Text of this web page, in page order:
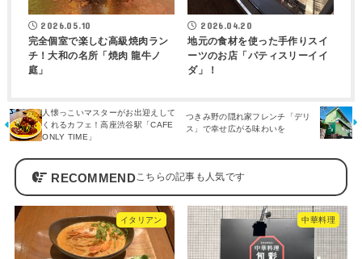
2026.05.10
完全個室で楽しむ高級焼肉ラン
チ！大和の名所「焼肉 龍牛ノ
庭」
2026.04.20
地元の食材を使った手作りスイ
ーツのお店「パティスリーイイ
ダ」！
人懐っこいマスターがお出迎えして
くれるカフェ！高座渋谷駅「CAFE
ONLY TIME」
つきみ野の隠れ家フレンチ「デリ
ス」で幸せ広がる味わいを
RECOMMEND
イタリアン 中華料理